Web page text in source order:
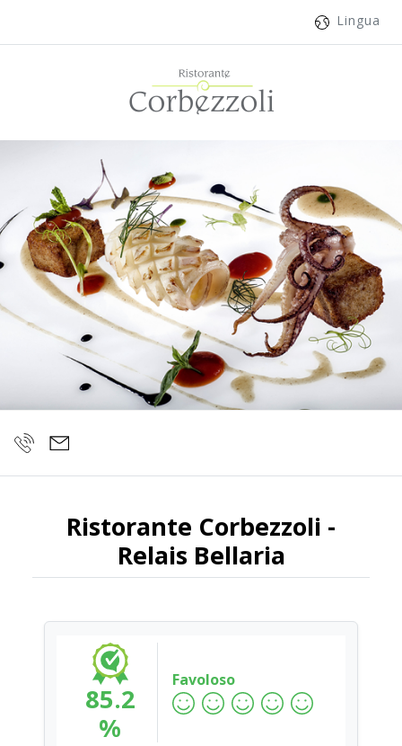
Lingua
Ristorante Corbezzoli -
Relais Bellaria
85.2
%
Favoloso